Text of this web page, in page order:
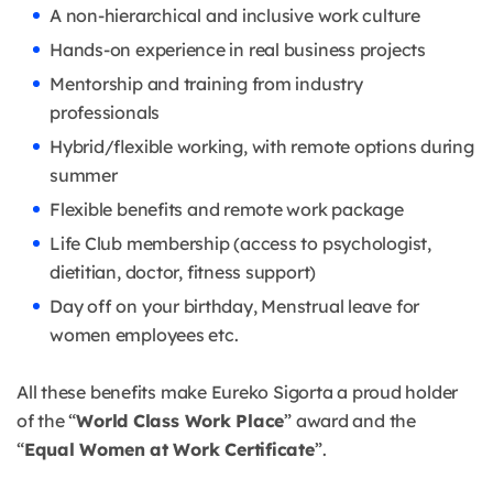
A non-hierarchical and inclusive work culture
Hands-on experience in real business projects
Mentorship and training from industry
professionals
Hybrid/flexible working, with remote options during
summer
Flexible benefits and remote work package
Life Club membership (access to psychologist,
dietitian, doctor, fitness support)
Day off on your birthday, Menstrual leave for
women employees etc.
All these benefits make Eureko Sigorta a proud holder
of the “World Class Work Place” award and the
“Equal Women at Work Certificate”.